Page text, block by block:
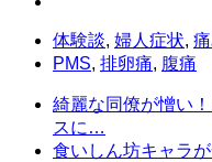
体験談, 婦人症状,
PMS, 排卵痛, 腹痛
綺麗な同僚が憎い
スに…
食いしん坊キャラ